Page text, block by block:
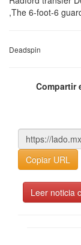
,The 6-foot-6
Deadspin
Compartir
Copiar URL
Leer noticia